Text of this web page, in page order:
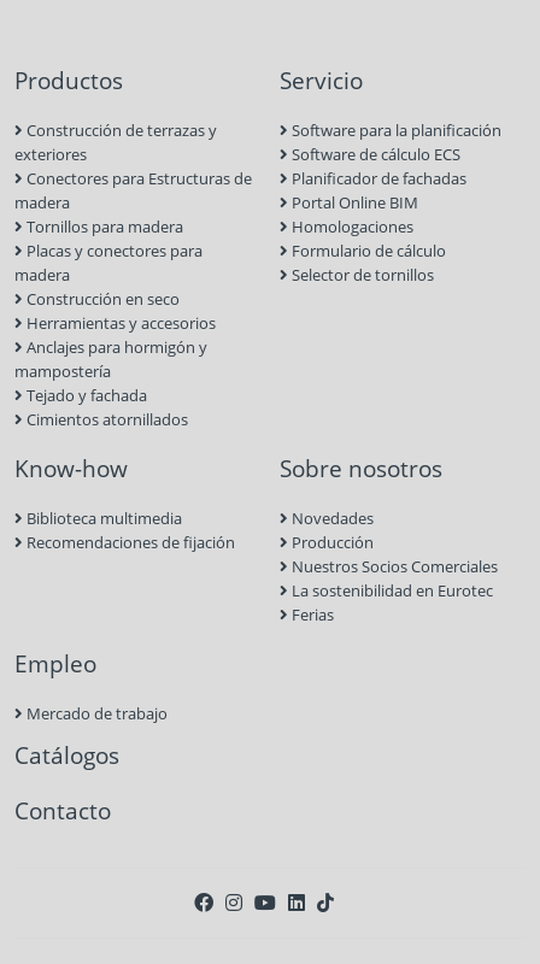
Productos
Construcción de terrazas y
exteriores
Conectores para Estructuras de
madera
Tornillos para madera
Placas y conectores para
madera
Construcción en seco
Herramientas y accesorios
Anclajes para hormigón y
mampostería
Tejado y fachada
Cimientos atornillados
Servicio
Software para la planificación
Software de cálculo ECS
Planificador de fachadas
Portal Online BIM
Homologaciones
Formulario de cálculo
Selector de tornillos
Know-how
Biblioteca multimedia
Recomendaciones de fijación
Sobre nosotros
Novedades
Producción
Nuestros Socios Comerciales
La sostenibilidad en Eurotec
Ferias
Empleo
Mercado de trabajo
Catálogos
Contacto